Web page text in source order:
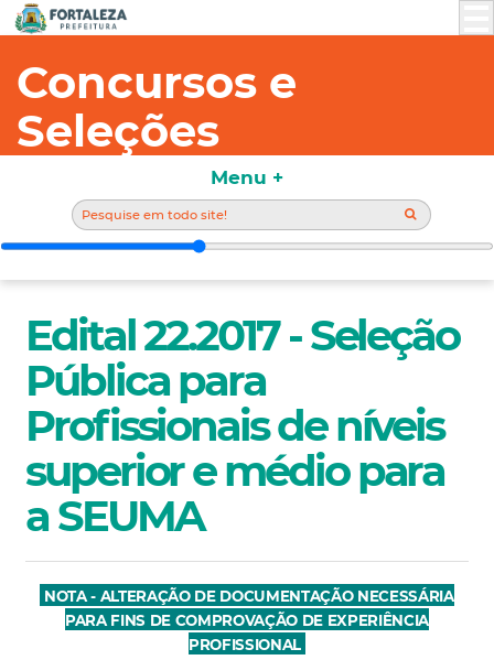
Concursos e
Seleções
Edital 22.2017 - Seleção
Pública para
Profissionais de níveis
superior e médio para
a SEUMA
NOTA - ALTERAÇÃO DE DOCUMENTAÇÃO NECESSÁRIA
PARA FINS DE COMPROVAÇÃO DE EXPERIÊNCIA
PROFISSIONAL